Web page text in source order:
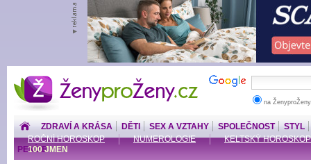
ŽenyproŽeny.cz
na
ZDRAVÍ A KRÁSA DĚTI SEX A VZTAHY SPOLEČNOST
STYL
ROČNÍ HOROSKOP
NUMEROLOGIE
KELTSKÝ HOROSKOP
100 JMEN
PENÍZE